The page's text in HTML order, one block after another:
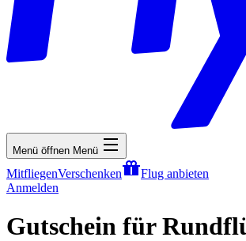
Menü öffnen Menü
MitfliegenVerschenken
Flug anbieten
Anmelden
Gutschein für